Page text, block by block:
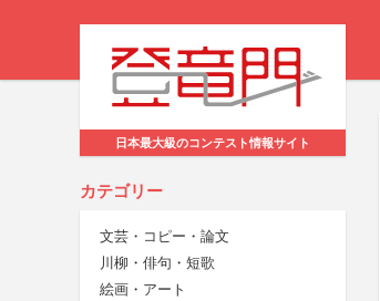
日本最大級のコンテスト情報サイト
カテゴリー
文芸・コピー・論文
川柳・俳句・短歌
絵画・アート